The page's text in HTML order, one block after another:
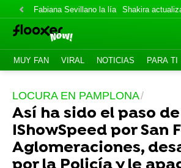
Fabiana Sevillano la lía Shakira
MUY FAN VIRAL NOTICIAS PARA TI
LOCURA EN PAMPLONA
Así ha sido el paso de
IShowSpeed por San
Aglomeraciones,